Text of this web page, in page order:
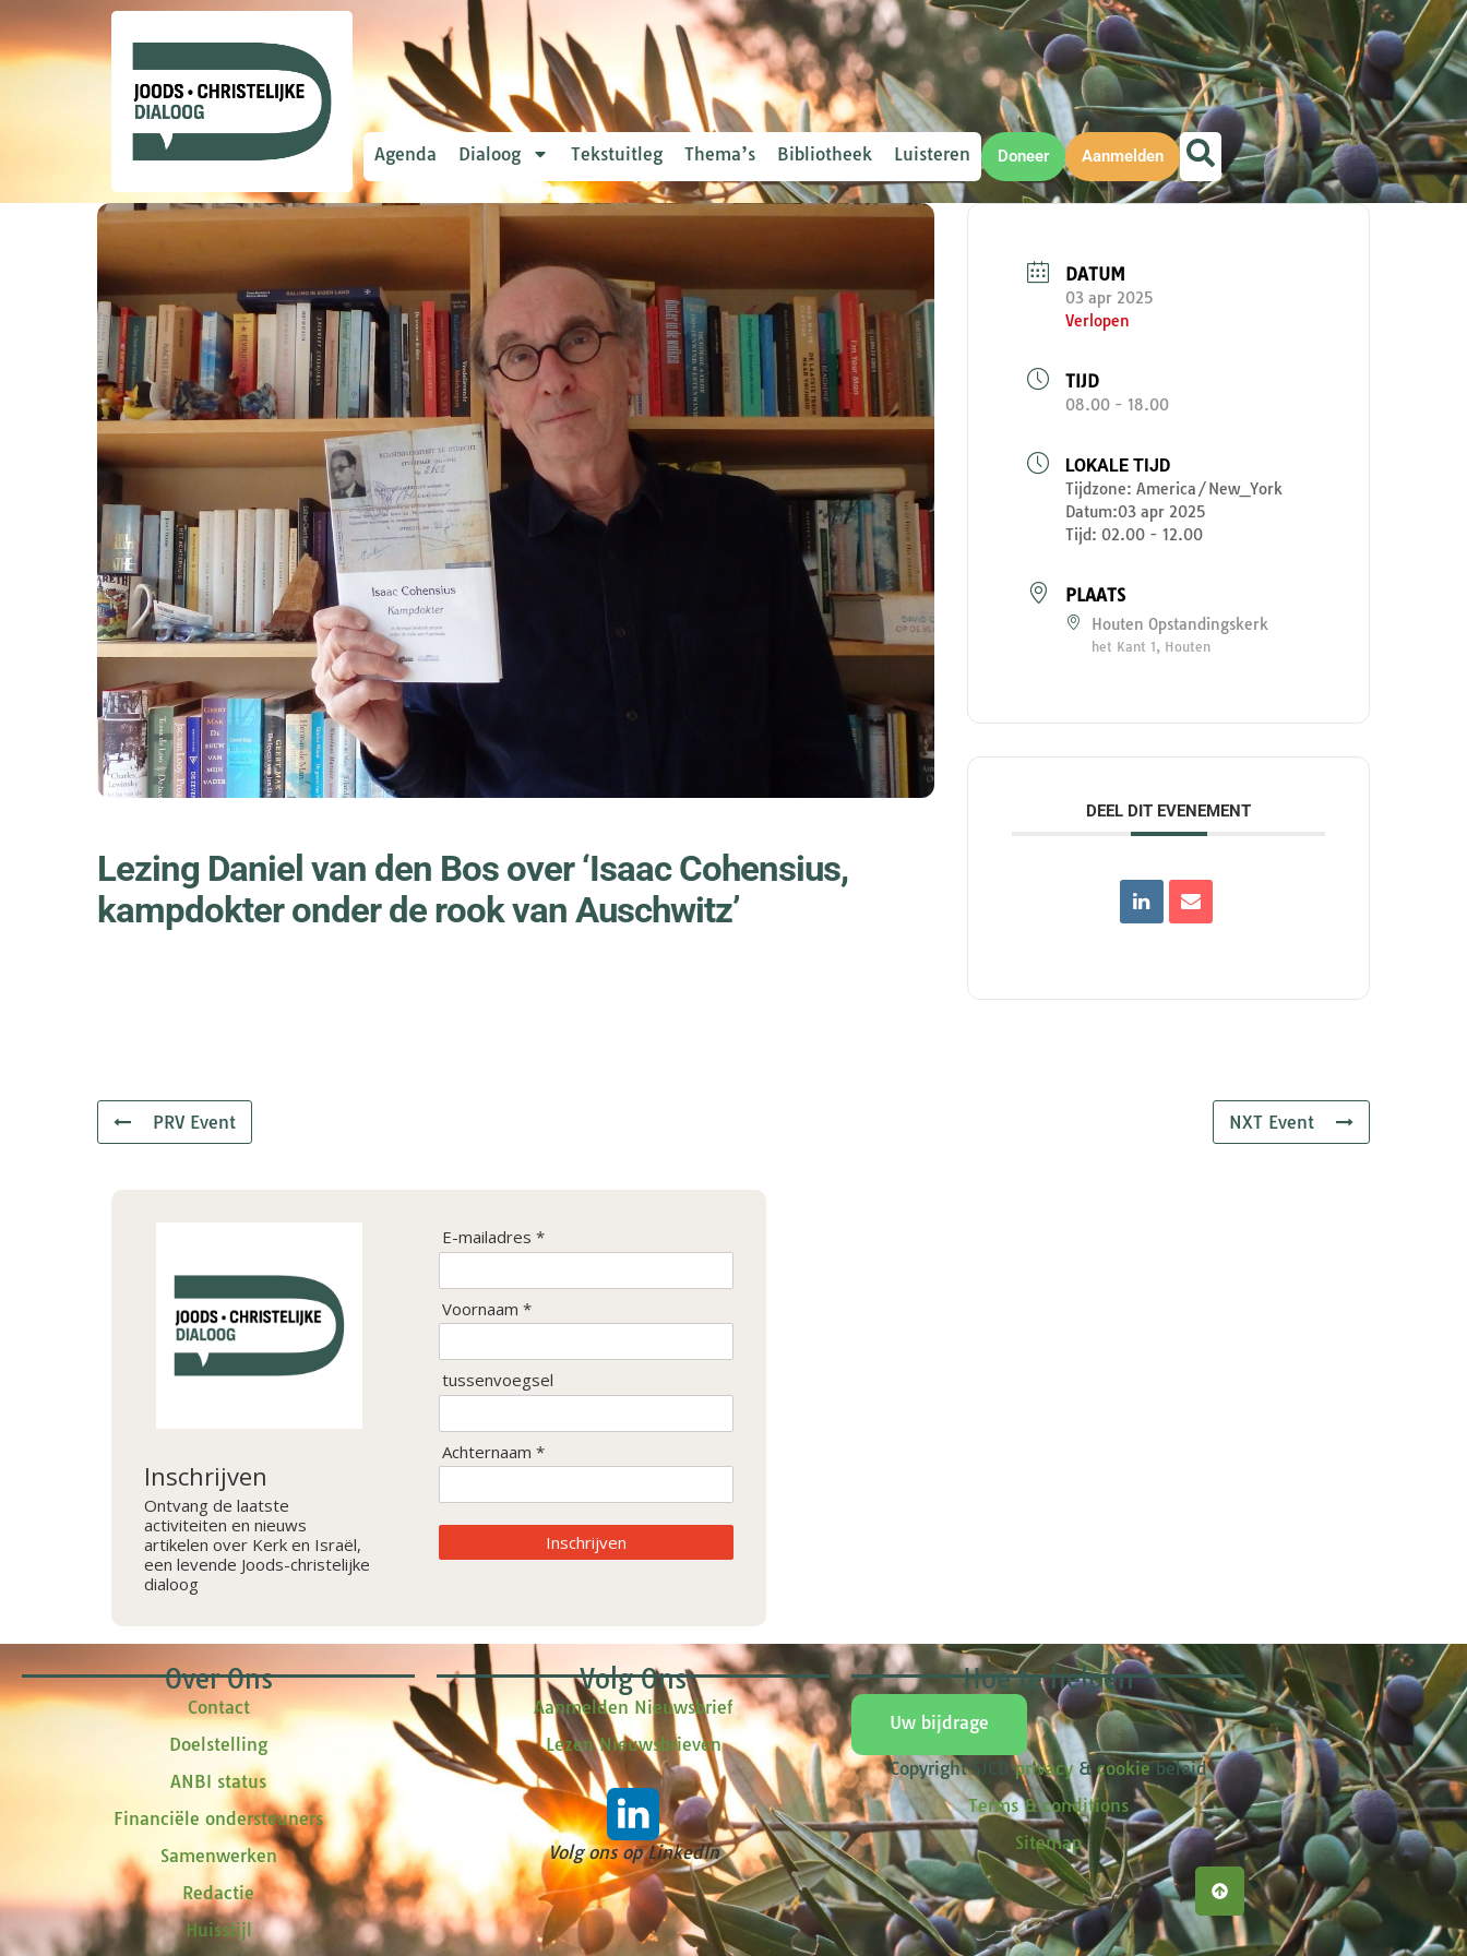
Agenda Dialoog Tekstuitleg Thema’s Bibliotheek Luisteren Doneer Aanmelden
Lezing Daniel van den Bos over ‘Isaac Cohensius,
kampdokter onder de rook van Auschwitz’
DATUM
03 apr 2025
Verlopen
TIJD
08.00 - 18.00
LOKALE TIJD
Tijdzone:America/New_York
Datum:03 apr 2025
Tijd:02.00 - 12.00
PLAATS
Houten Opstandingskerk
het Kant 1, Houten
DEEL DIT EVENEMENT
PRV Event NXT Event
Inschrijven
Ontvang de laatste
activiteiten en nieuws
artikelen over Kerk en Israël,
een levende Joods-christelijke
dialoog
E-mailadres *
Voornaam *
tussenvoegsel
Achternaam *
Inschrijven
Over Ons
Contact
Doelstelling
ANBI status
Financiële ondersteuners
Samenwerken
Redactie
Huisstijl
Volg Ons
Aanmelden Nieuwsbrief
Lezen Nieuwsbrieven
Volg ons op LinkedIn
Hoe te helpen
Uw bijdrage
Copyright SJCDprivacy& cookiebeleid
Terms & conditions
Sitemap